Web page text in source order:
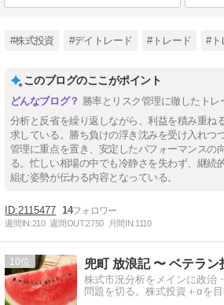
#株式投資 #デイトレード #トレード #ト
このブログのここがポイント
勝率とリスク管理に徹したトレ
分析と反省を繰り返しながら、利益を積み重ね
求している。勝ち負けの浮き沈みを受け入れつ
管理に重点を置き、安定したパフォーマンスの
る。忙しい相場の中でも冷静さを失わず、継続
組む姿勢が伝わる内容となっている。
2115477 14
週間IN:210 週間OUT:2750 月間IN:1110
10
株式市況分析をメインに政治
問題を切る。株式投資＋αを